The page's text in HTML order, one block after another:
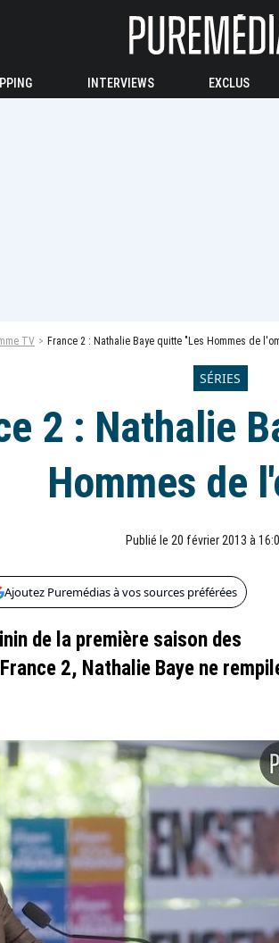
INTERVIEWS EXCLUS
TV France 2 : Nathalie Baye quitte "Les Hommes de
SÉRIES
2 : Nathalie
Hommes de
Publié le 20 février 2013 à
Ajoutez Puremédias à vos sources préférées
de la première saison des
2, Nathalie Baye ne